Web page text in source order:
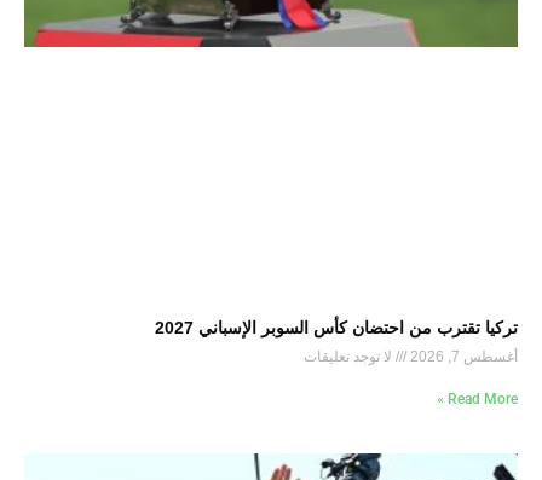
تركيا تقترب من احتضان كأس السوبر الإسباني 2027
أغسطس 7, 2026 لا توجد تعليقات
Read More »